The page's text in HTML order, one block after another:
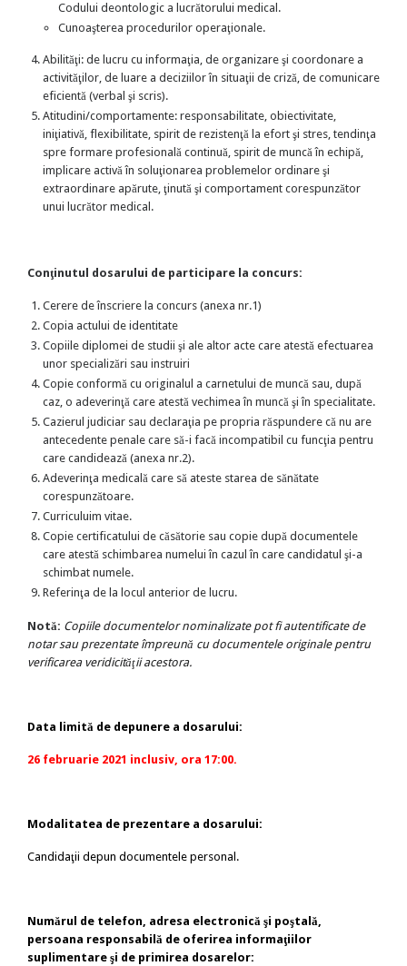
Codului deontologic a lucrătorului medical.
Cunoaşterea procedurilor operaţionale.
Abilităţi: de lucru cu informaţia, de organizare şi coordonare a
activităţilor, de luare a deciziilor în situaţii de criză, de comunicare
eficientă (verbal şi scris).
Atitudini/comportamente: responsabilitate, obiectivitate,
iniţiativă, flexibilitate, spirit de rezistenţă la efort şi stres, tendinţa
spre formare profesională continuă, spirit de muncă în echipă,
implicare activă în soluţionarea problemelor ordinare şi
extraordinare apărute, ţinută şi comportament corespunzător
unui lucrător medical.
Conţinutul dosarului de participare la concurs:
Cerere de înscriere la concurs (anexa nr.1)
Copia actului de identitate
Copiile diplomei de studii şi ale altor acte care atestă efectuarea
unor specializări sau instruiri
Copie conformă cu originalul a carnetului de muncă sau, după
caz, o adeverinţă care atestă vechimea în muncă şi în specialitate.
Cazierul judiciar sau declaraţia pe propria răspundere că nu are
antecedente penale care să-i facă incompatibil cu funcţia pentru
care candidează (anexa nr.2).
Adeverinţa medicală care să ateste starea de sănătate
corespunzătoare.
Curriculuim vitae.
Copie certificatului de căsătorie sau copie după documentele
care atestă schimbarea numelui în cazul în care candidatul şi-a
schimbat numele.
Referinţa de la locul anterior de lucru.
Notă: Copiile documentelor nominalizate pot fi autentificate de
notar sau prezentate împreună cu documentele originale pentru
verificarea veridicităţii acestora.
Data limită de depunere a dosarului:
26 februarie 2021 inclusiv, ora 17:00.
Modalitatea de prezentare a dosarului:
Candidaţii depun documentele personal.
Numărul de telefon, adresa electronică şi poştală,
persoana responsabilă de oferirea informaţiilor
suplimentare şi de primirea dosarelor: